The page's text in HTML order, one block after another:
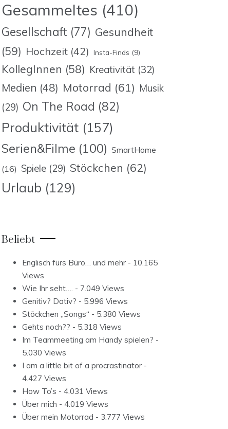
Gesammeltes (410)
Gesellschaft (77) Gesundheit
(59) Hochzeit (42) Insta-Finds (9)
KollegInnen (58) Kreativität (32)
Medien (48) Motorrad (61) Musik
(29) On The Road (82)
Produktivität (157)
Serien&Filme (100) SmartHome
(16) Spiele (29) Stöckchen (62)
Urlaub (129)
Beliebt
Englisch fürs Büro… und mehr - 10.165
Views
Wie Ihr seht…. - 7.049 Views
Genitiv? Dativ? - 5.996 Views
Stöckchen „Songs“ - 5.380 Views
Gehts noch?? - 5.318 Views
Im Teammeeting am Handy spielen? -
5.030 Views
I am a little bit of a procrastinator -
4.427 Views
How To’s - 4.031 Views
Über mich - 4.019 Views
Über mein Motorrad - 3.777 Views